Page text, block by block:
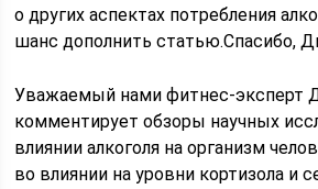
о других аспектах потребления
шанс дополнить статью.Спасибо,
Уважаемый нами фитнес-эксперт
комментирует обзоры научных
влиянии алкоголя на организм
во влиянии на уровни кортизола и